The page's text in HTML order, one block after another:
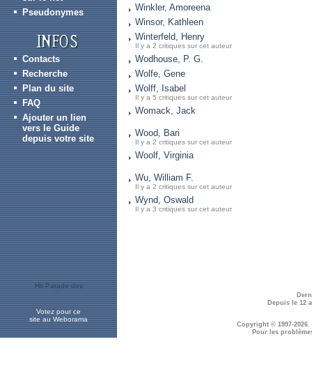
Pseudonymes
Contacts
Recherche
Plan du site
FAQ
Ajouter un lien
vers le Guide
depuis votre site
Winkler, Amoreena
Winsor, Kathleen
Winterfeld, Henry
Il y a 2 critiques sur cet auteur
Wodhouse, P. G.
Wolfe, Gene
Wolff, Isabel
Il y a 5 critiques sur cet auteur
Womack, Jack
Wood, Bari
Il y a 2 critiques sur cet auteur
Woolf, Virginia
Wu, William F.
Il y a 2 critiques sur cet auteur
Wynd, Oswald
Il y a 3 critiques sur cet auteur
Votez pour ce
site au Weborama
Depuis le 12
Copyright © 1997-2026.
Pour les